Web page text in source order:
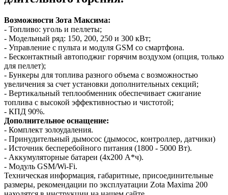
Возможности Зота Максима:
- Топливо: уголь и пеллеты;
- Модельный ряд: 150, 200, 250 и 300 кВт;
- Управление с пульта и модуля GSM со смартфона.
- Бесконтактный автоподжиг горячим воздухом (опция, только
для пеллет);
- Бункеры для топлива разного объема с возможностью
увеличения за счет установки дополнительных секций;
- Вертикальный теплообменник обеспечивает сжигание
топлива с высокой эффективностью и чистотой;
- КПД 90%.
Дополнительное оснащение:
- Комплект золоудаления.
- Принудительный дымосос (дымосос, контроллер, датчики)
- Источник бесперебойного питания (1800 - 5000 Вт).
- Аккумуляторные батареи (4х200 А*ч).
- Модуль GSM/Wi-Fi.
Техническая информация, габаритные, присоединительные
размеры, рекомендации по эксплуатации Zota Maxima 200